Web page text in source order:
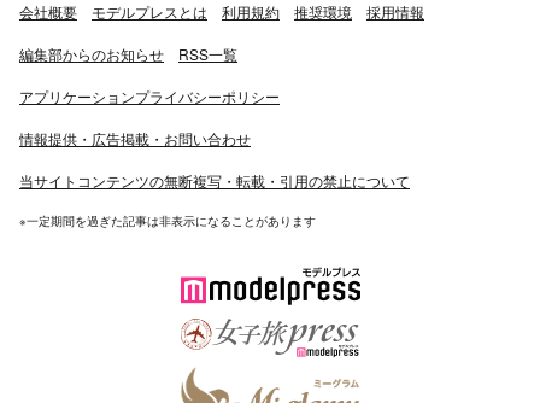
会社概要 モデルプレスとは 利用規約 推奨環境 採用情報
編集部からのお知らせ RSS一覧
アプリケーションプライバシーポリシー
情報提供・広告掲載・お問い合わせ
当サイトコンテンツの無断複写・転載・引用の禁止について
※一定期間を過ぎた記事は非表示になることがあります